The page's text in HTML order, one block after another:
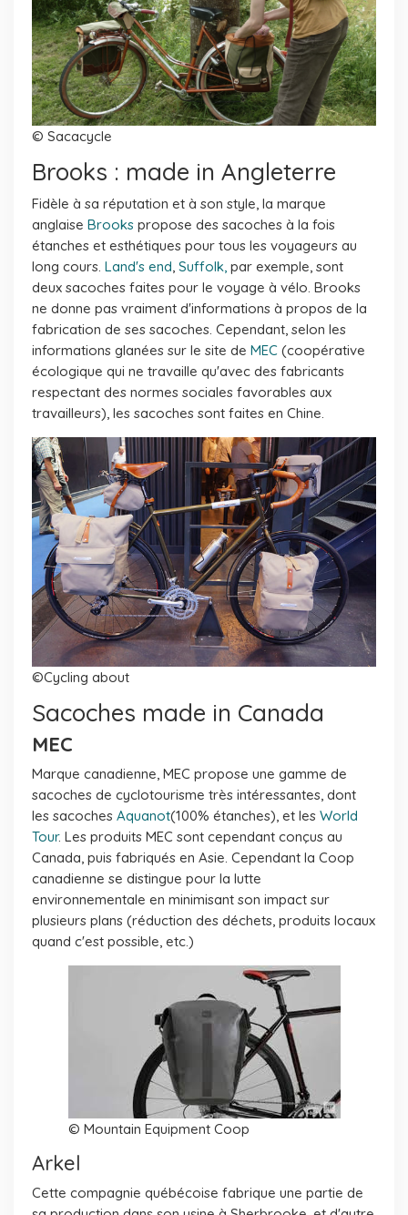
© Sacacycle
Brooks : made in Angleterre
Fidèle à sa réputation et à son style, la marque
anglaise Brooks propose des sacoches à la fois
étanches et esthétiques pour tous les voyageurs au
long cours. Land's end, Suffolk, par exemple, sont
deux sacoches faites pour le voyage à vélo. Brooks
ne donne pas vraiment d'informations à propos de la
fabrication de ses sacoches. Cependant, selon les
informations glanées sur le site de MEC (coopérative
écologique qui ne travaille qu'avec des fabricants
respectant des normes sociales favorables aux
travailleurs), les sacoches sont faites en Chine.
©Cycling about
Sacoches made in Canada
MEC
Marque canadienne, MEC propose une gamme de
sacoches de cyclotourisme très intéressantes, dont
les sacoches Aquanot(100% étanches), et les World
Tour. Les produits MEC sont cependant conçus au
Canada, puis fabriqués en Asie. Cependant la Coop
canadienne se distingue pour la lutte
environnementale en minimisant son impact sur
plusieurs plans (réduction des déchets, produits locaux
quand c'est possible, etc.)
© Mountain Equipment Coop
Arkel
Cette compagnie québécoise fabrique une partie de